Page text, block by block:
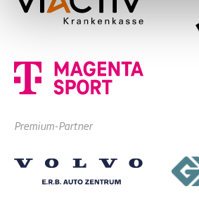
Premium-Partner